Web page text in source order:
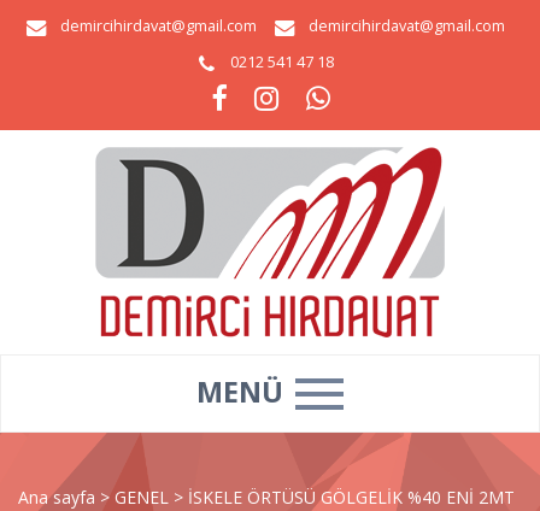
demircihirdavat@gmail.com
demircihirdavat@gmail.com
0212 541 47 18
MENÜ
Ana sayfa > GENEL > İSKELE ÖRTÜSÜ GÖLGELİK %40 ENİ 2MT